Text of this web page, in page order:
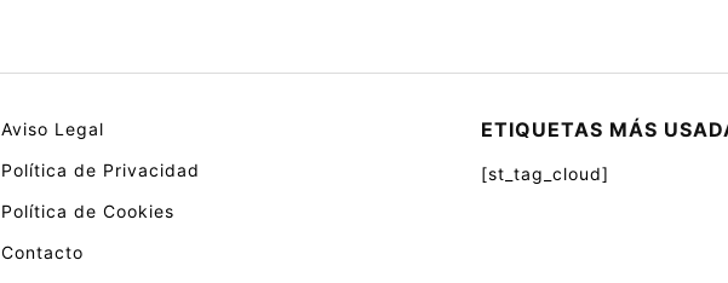
Aviso Legal
Política de Privacidad
Política de Cookies
Contacto
ETIQUETAS MÁS
[st_tag_cloud]